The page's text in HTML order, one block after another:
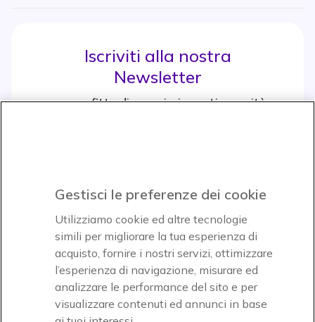
Iscriviti alla nostra
Newsletter
e approfitta di maggiori sconti e novità
Icon
Icon
Paga facilmente ed in assoluta sicurezza
Accettiamo
Gestisci le preferenze dei cookie
Utilizziamo cookie ed altre tecnologie
simili per migliorare la tua esperienza di
acquisto, fornire i nostri servizi, ottimizzare
l’esperienza di navigazione, misurare ed
analizzare le performance del sito e per
visualizzare contenuti ed annunci in base